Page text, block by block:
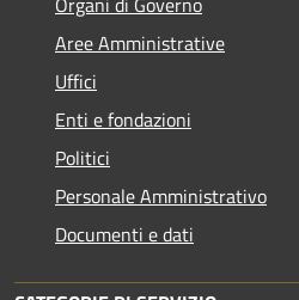
Aree Amministrative
Uffici
Enti e fondazioni
Politici
Personale Amministrativo
Documenti e dati